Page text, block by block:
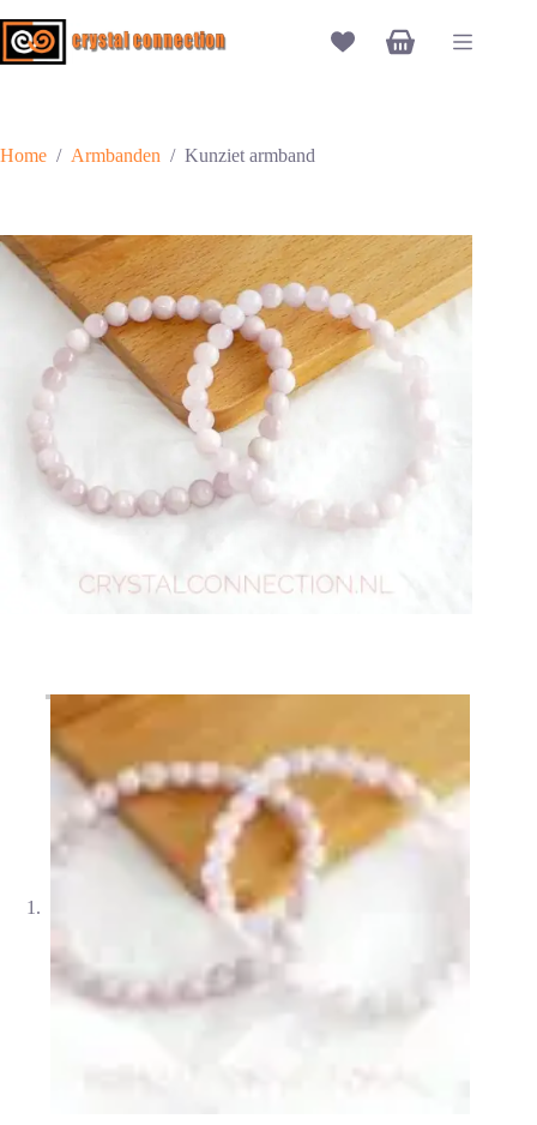
naar
de
Winkelwagen
Home / Armbanden / Kunziet armband